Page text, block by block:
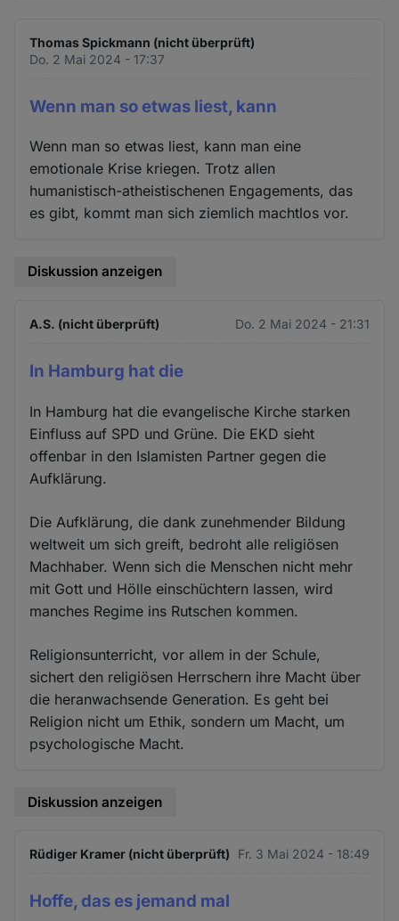
Thomas Spickmann (nicht überprüft)
Do. 2 Mai 2024 - 17:37
Wenn man so etwas liest, kann
Wenn man so etwas liest, kann man eine
emotionale Krise kriegen. Trotz allen
humanistisch-atheistischenen Engagements, das
es gibt, kommt man sich ziemlich machtlos vor.
Diskussion anzeigen
A.S. (nicht überprüft) Do. 2 Mai 2024 - 21:31
In Hamburg hat die
In Hamburg hat die evangelische Kirche starken
Einfluss auf SPD und Grüne. Die EKD sieht
offenbar in den Islamisten Partner gegen die
Aufklärung.
Die Aufklärung, die dank zunehmender Bildung
weltweit um sich greift, bedroht alle religiösen
Machhaber. Wenn sich die Menschen nicht mehr
mit Gott und Hölle einschüchtern lassen, wird
manches Regime ins Rutschen kommen.
Religionsunterricht, vor allem in der Schule,
sichert den religiösen Herrschern ihre Macht über
die heranwachsende Generation. Es geht bei
Religion nicht um Ethik, sondern um Macht, um
psychologische Macht.
Diskussion anzeigen
Rüdiger Kramer (nicht überprüft) Fr. 3 Mai 2024 - 18:49
Hoffe, das es jemand mal